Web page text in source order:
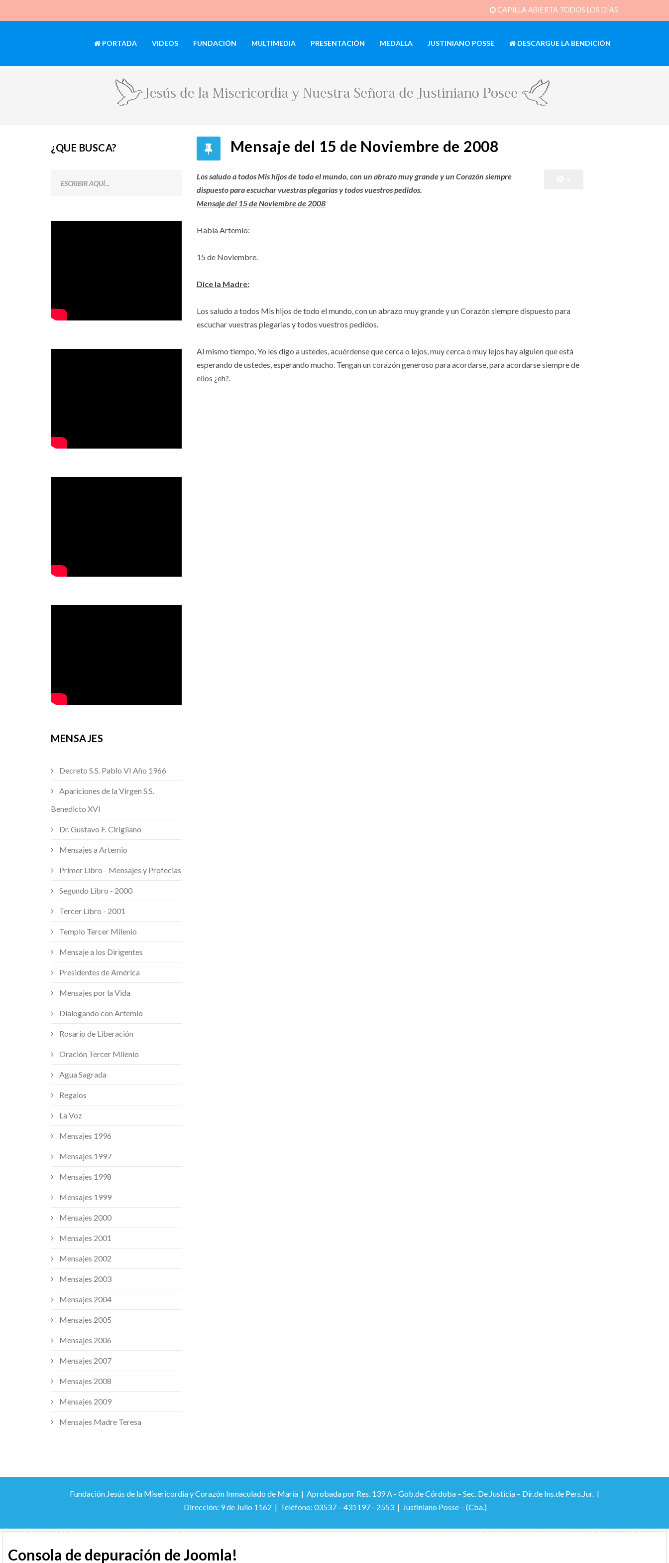
CAPILLA ABIERTA TODOS LOS DÍAS
PORTADA VIDEOS FUNDACIÓN MULTIMEDIA PRESENTACIÓN MEDALLA JUSTINIANO POSSE DESCARGUE LA BENDICIÓN
¿QUE BUSCA?
MENSAJES
Decreto S.S. Pablo VI Año 1966
Apariciones de la Virgen S.S.
Benedicto XVI
Dr. Gustavo F. Cirigliano
Mensajes a Artemio
Primer Libro - Mensajes y Profecias
Segundo Libro - 2000
Tercer Libro - 2001
Templo Tercer Milenio
Mensaje a los Dirigentes
Presidentes de América
Mensajes por la Vida
Dialogando con Artemio
Rosario de Liberación
Oración Tercer Milenio
Agua Sagrada
Regalos
La Voz
Mensajes 1996
Mensajes 1997
Mensajes 1998
Mensajes 1999
Mensajes 2000
Mensajes 2001
Mensajes 2002
Mensajes 2003
Mensajes 2004
Mensajes 2005
Mensajes 2006
Mensajes 2007
Mensajes 2008
Mensajes 2009
Mensajes Madre Teresa
Mensaje del 15 de Noviembre de 2008
Los saludo a todos Mis hijos de todo el mundo, con un abrazo muy grande y un Corazón siempre
dispuesto para escuchar vuestras plegarias y todos vuestros pedidos.
Mensaje del 15 de Noviembre de 2008
Habla Artemio:
15 de Noviembre.
Dice la Madre:
Los saludo a todos Mis hijos de todo el mundo, con un abrazo muy grande y un Corazón siempre dispuesto para
escuchar vuestras plegarias y todos vuestros pedidos.
Al mismo tiempo, Yo les digo a ustedes, acuérdense que cerca o lejos, muy cerca o muy lejos hay alguien que está
esperando de ustedes, esperando mucho. Tengan un corazón generoso para acordarse, para acordarse siempre de
ellos ¿eh?.
Fundación Jesús de la Misericordia y Corazón Inmaculado de María | Aprobada por Res. 139 A - Gob.de Córdoba – Sec. De Justicia – Dir.de Ins.de Pers.Jur. |
Dirección: 9 de Julio 1162 | Teléfono: 03537 – 431197 - 2553 | Justiniano Posse – (Cba.)
Consola de depuración de Joomla!